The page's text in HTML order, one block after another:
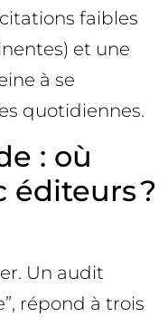
faibles
et une
à se
quotidiennes.
: où
éditeurs ?
Un audit
répond à trois